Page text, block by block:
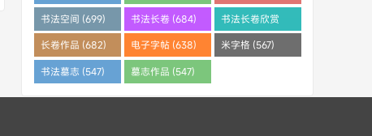
(710)
书法空间 (699) 书法长卷 (684)
书法长卷欣赏
(682)
长卷作品 (682) 电子字帖 (638) 米字格 (567)
书法墓志 (547) 墓志作品 (547)